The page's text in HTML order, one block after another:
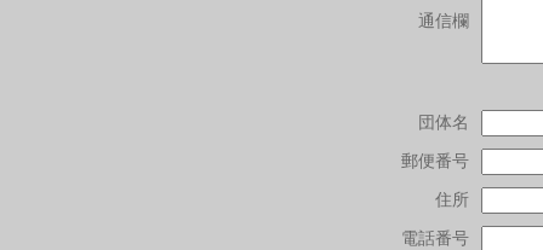
通信欄
団体名
郵便番号
住所
電話番号